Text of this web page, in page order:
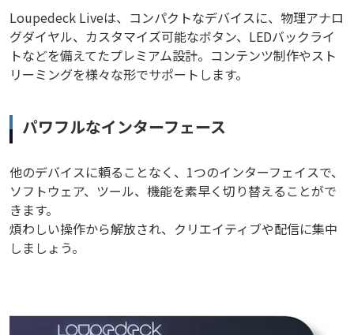
Loupedeck Liveは、コンパクトなデバイスに、物理アナロ
グダイヤル、カスタマイズ可能なボタン、LEDバックライ
トなどを備えてたプレミアム設計。コンテンツ制作やスト
リーミングを様々な形でサポートします。
パワフルなインターフェース
他のデバイスに頼ることなく、1つのインターフェイスで、
ソフトウェア、ツール、機能を素早く切り替えることがで
きます。
煩わしい操作から解放され、クリエイティブや配信に集中
しましょう。